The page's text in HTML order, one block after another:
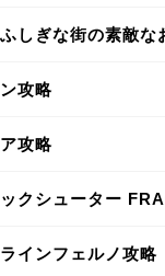
しぎな街の素敵な
攻略
攻略
クシューター
インフェルノ攻略